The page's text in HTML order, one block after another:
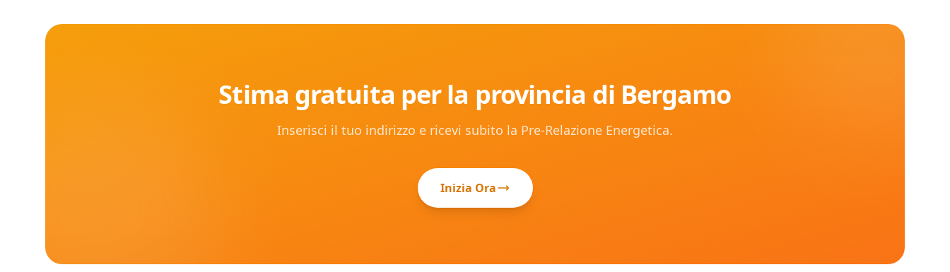
Stima gratuita per la provincia di Bergamo
Inserisci il tuo indirizzo e ricevi subito la Pre-Relazione Energetica.
Inizia Ora